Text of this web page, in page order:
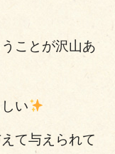
ことが沢山あ
い
て与えられて